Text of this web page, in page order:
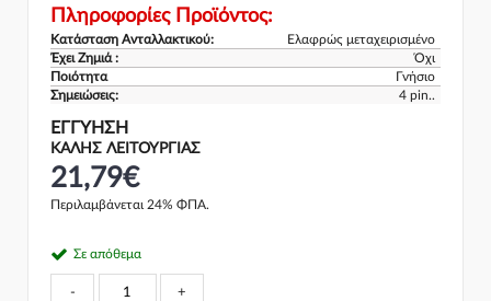
Πληροφορίες Προϊόντος:
Κατάσταση Ανταλλακτικού:
Ελαφρώς μεταχειρισμένο
Έχει Ζημιά :
Όχι
Ποιότητα
Γνήσιο
Σημειώσεις:
4 pin..
ΕΓΓΎΗΣΗ
ΚΑΛΗΣ ΛΕΙΤΟΥΡΓΙΑΣ
21,79€
Περιλαμβάνεται 24% ΦΠΑ.
Σε απόθεμα
- +